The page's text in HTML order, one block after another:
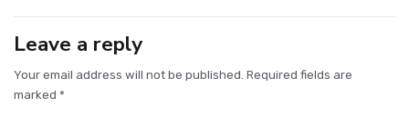
Leave a reply
Your email address will not be published. Required fields are
marked *